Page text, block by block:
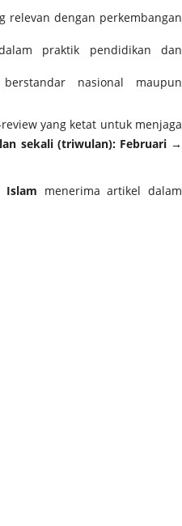
relevan dengan perkembangan
praktik pendidikan dan
nasional maupun
yang ketat untuk menjaga
sekali (triwulan): Februari →
Islam menerima artikel dalam